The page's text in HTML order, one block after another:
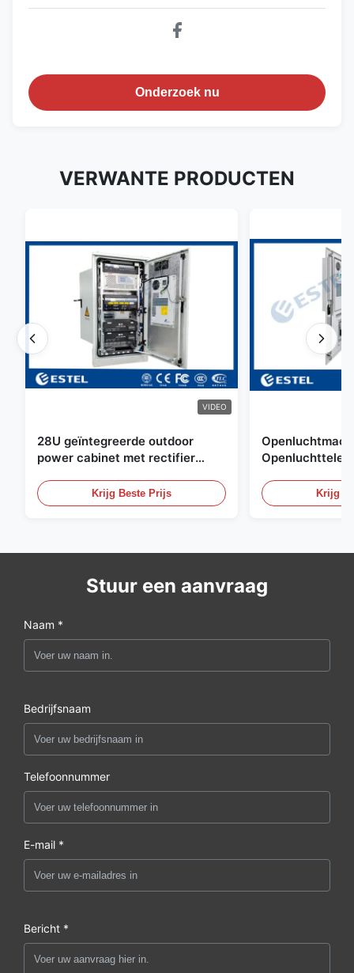
Onderzoek nu
VERWANTE PRODUCTEN
VIDEO
28U geïntegreerde outdoor
power cabinet met rectifier
energieopslag behuizing
Krijg Beste Prijs Krijg
Stuur een aanvraag
Naam *
Bedrijfsnaam
Telefoonnummer
E-mail *
Bericht *